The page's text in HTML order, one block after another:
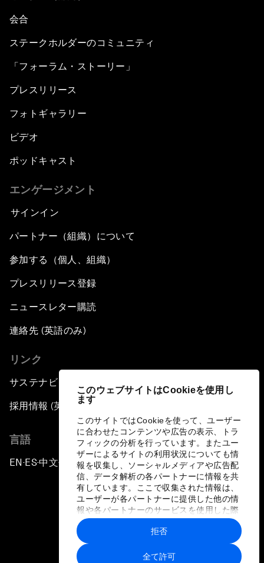
このウェブサイトはCookieを使用し
ます
このサイトではCookieを使って、ユーザー
に合わせたコンテンツや広告の表示、トラ
フィックの分析を行っています。またユー
ザーによるサイトの利用状況についても情
報を収集し、ソーシャルメディアや広告配
信、データ解析の各パートナーに情報を共
有しています。ここで収集された情報は、
ユーザーが各パートナーに提供した他の情
報や各パートナーのサービスを使用した際
に収集された情報と組み合わされ、各パー
トナーによって使用されることがありま
す。
全て許可
拒否
Northern Lights: A Nordic Perspective on
Security Outlook for the Korean Peninsula
Bridging the Gender Divide
Pioneering the Sharing Economy
Co-Chair Roundtable: Shaping Healthcare
Reform
Issue Briefing: European Political Outlook
Dragon Science
Amplifying Human Potential
The Race towards Smart Mobility
One Belt, One Road: The Global Implications
Climate's Next Frontier
Leading the Energy Transition
Editing Humans
Towards Humane Cities
会合
ステークホルダーのコミュニティ
「フォーラム・ストーリー」
プレスリリース
フォトギャラリー
ビデオ
ポッドキャスト
エンゲージメント
サインイン
パートナー（組織）について
参加する（個人、組織）
プレスリリース登録
ニュースレター購読
連絡先 (英語のみ)
リンク
サステナビリティへの取り組み
採用情報 (英語のみ)
言語
EN ▪ES▪中文▪ 日本語
プライバシーポリシーと利用規約